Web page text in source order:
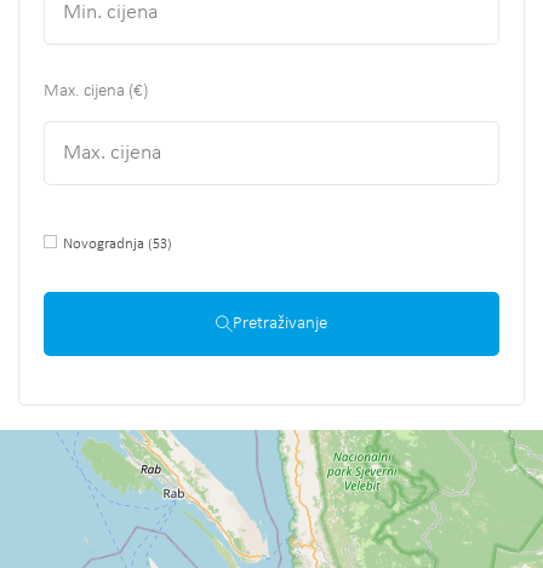
Max. cijena (€)
Novogradnja (53)
Pretraživanje